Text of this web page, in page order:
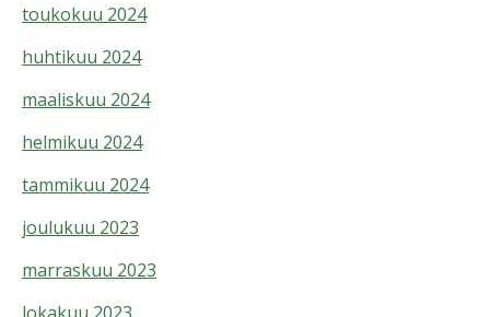
toukokuu 2024
huhtikuu 2024
maaliskuu 2024
helmikuu 2024
tammikuu 2024
joulukuu 2023
marraskuu 2023
lokakuu 2023